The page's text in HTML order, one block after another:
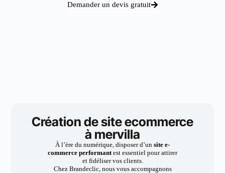
Demander un devis gratuit
Création de site ecommerce
à mervilla
À l’ère du numérique, disposer d’un site e-
commerce performantest essentiel pour attirer
et fidéliser vos clients.
Chez Brandeclic, nous vous accompagnons